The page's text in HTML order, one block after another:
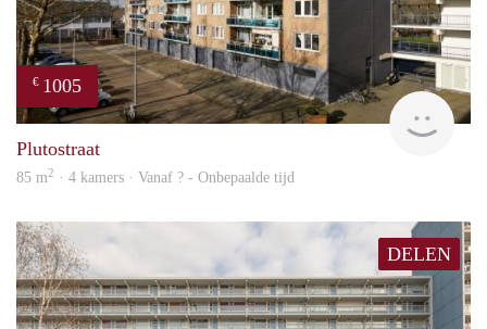
€ 1005
Plutostraat
85 m2 · 4 kamers · Vanaf ? - Onbepaalde tijd
DELEN